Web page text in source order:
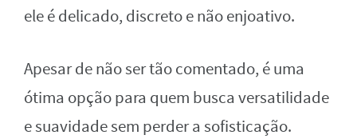
ele é delicado, discreto e não enjoativo.
Apesar de não ser tão comentado, é uma
ótima opção para quem busca versatilidade
e suavidade sem perder a sofisticação.